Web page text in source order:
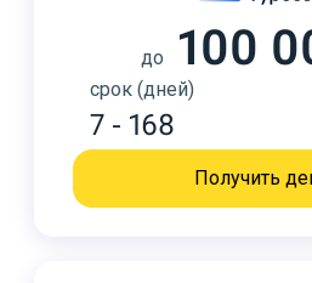
до 100
срок (дней)
7 - 168
Получить